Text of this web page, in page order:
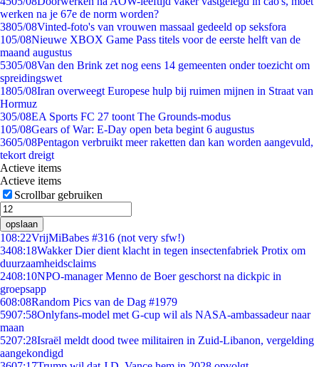
werken na je 67e de norm worden?
3805/08Vinted-foto's van vrouwen massaal gedeeld op seksfora
105/08Nieuwe XBOX Game Pass titels voor de eerste helft van de
maand augustus
5305/08Van den Brink zet nog eens 14 gemeenten onder toezicht om
spreidingswet
1805/08Iran overweegt Europese hulp bij ruimen mijnen in Straat van
Hormuz
305/08EA Sports FC 27 toont The Grounds-modus
105/08Gears of War: E-Day open beta begint 6 augustus
3605/08Pentagon verbruikt meer raketten dan kan worden aangevuld,
tekort dreigt
Actieve items
Actieve items
Scrollbar gebruiken
opslaan
108:22VrijMiBabes #316 (not very sfw!)
3408:18Wakker Dier dient klacht in tegen insectenfabriek Protix om
duurzaamheidsclaims
2408:10NPO-manager Menno de Boer geschorst na dickpic in
groepsapp
608:08Random Pics van de Dag #1979
5907:58Onlyfans-model met G-cup wil als NASA-ambassadeur naar
maan
5207:28Israël meldt dood twee militairen in Zuid-Libanon, vergelding
aangekondigd